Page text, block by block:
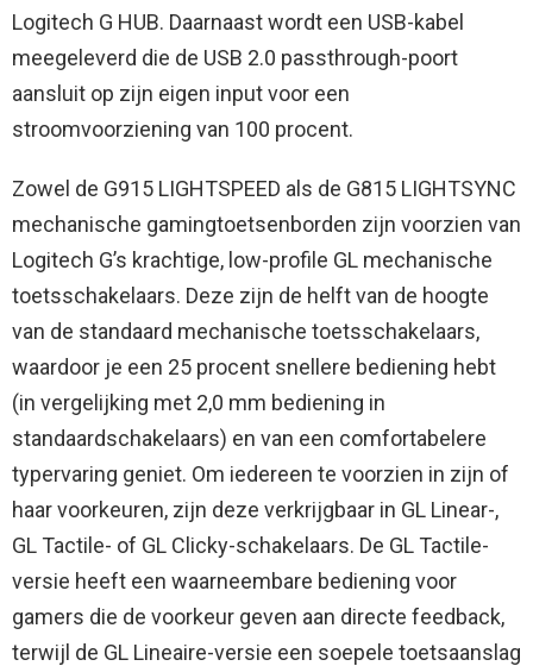
Logitech G HUB. Daarnaast wordt een USB-kabel
meegeleverd die de USB 2.0 passthrough-poort
aansluit op zijn eigen input voor een
stroomvoorziening van 100 procent.
Zowel de G915 LIGHTSPEED als de G815 LIGHTSYNC
mechanische gamingtoetsenborden zijn voorzien van
Logitech G’s krachtige, low-profile GL mechanische
toetsschakelaars. Deze zijn de helft van de hoogte
van de standaard mechanische toetsschakelaars,
waardoor je een 25 procent snellere bediening hebt
(in vergelijking met 2,0 mm bediening in
standaardschakelaars) en van een comfortabelere
typervaring geniet. Om iedereen te voorzien in zijn of
haar voorkeuren, zijn deze verkrijgbaar in GL Linear-,
GL Tactile- of GL Clicky-schakelaars. De GL Tactile-
versie heeft een waarneembare bediening voor
gamers die de voorkeur geven aan directe feedback,
terwijl de GL Lineaire-versie een soepele toetsaanslag